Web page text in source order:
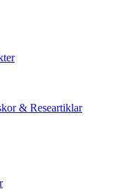
& Researtiklar